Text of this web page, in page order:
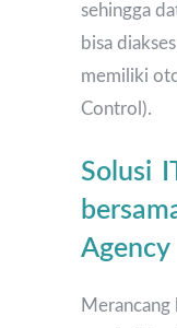
sehingga
bisa
memiliki
Control).
Solusi
Agency